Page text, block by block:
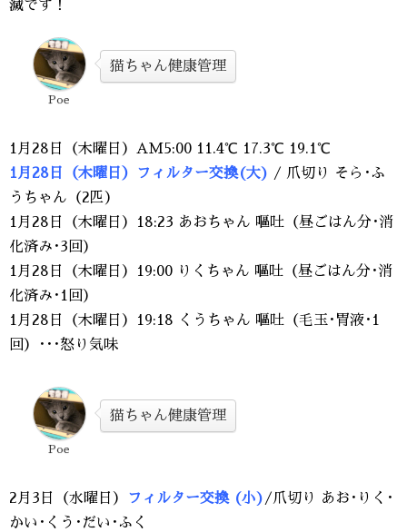
滅です！
Poe
猫ちゃん健康管理
1月28日（木曜日）AM5:00 11.4℃ 17.3℃ 19.1℃
1月28日（木曜日）フィルター交換(大) / 爪切り そら･ふ
うちゃん（2匹）
1月28日（木曜日）18:23 あおちゃん 嘔吐（昼ごはん分･消
化済み･3回）
1月28日（木曜日）19:00 りくちゃん 嘔吐（昼ごはん分･消
化済み･1回）
1月28日（木曜日）19:18 くうちゃん 嘔吐（毛玉･胃液･1
回）･･･怒り気味
Poe
猫ちゃん健康管理
2月3日（水曜日） フィルター交換 (小)/爪切り あお･りく･
かい･くう･だい･ふく